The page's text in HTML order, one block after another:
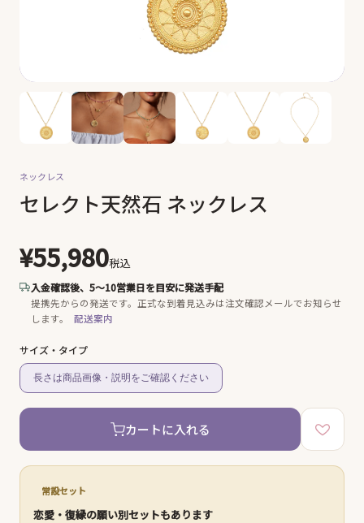
ネックレス
セレクト天然石 ネックレス
¥55,980税込
入金確認後、5〜10営業日を目安に発送手配
提携先からの発送です。 正式な到着見込みは注文確認メールでお知らせ
します。
配送案内
サイズ・タイプ
長さは商品画像・説明をご確認ください
カートに入れる
常設セット
恋愛・復縁の願い別セットもあります